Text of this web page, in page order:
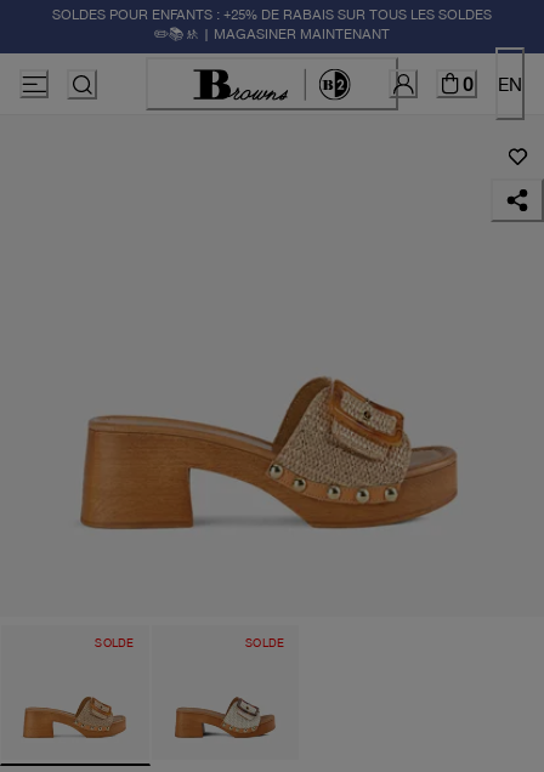
SOLDES POUR ENFANTS : +25% DE RABAIS SUR TOUS LES SOLDES
✏️📚🚸 | MAGASINER MAINTENANT
0 EN
SOLDE SOLDE